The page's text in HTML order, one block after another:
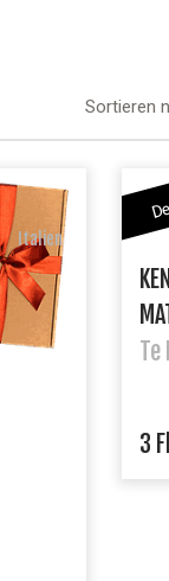
Sortieren
Italien
3